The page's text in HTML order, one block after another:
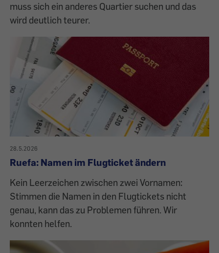
muss sich ein anderes Quartier suchen und das
wird deutlich teurer.
28.5.2026
Ruefa: Namen im Flugticket ändern
Kein Leerzeichen zwischen zwei Vornamen:
Stimmen die Namen in den Flugtickets nicht
genau, kann das zu Problemen führen. Wir
konnten helfen.